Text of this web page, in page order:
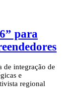
para
de integração de
e
regional